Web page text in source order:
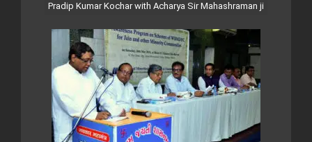
Pradip Kumar Kochar with Acharya Sir Mahashraman ji